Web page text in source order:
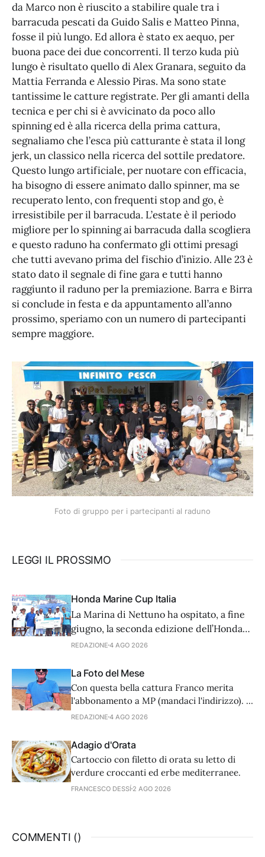
da Marco non è riuscito a stabilire quale tra i
barracuda pescati da Guido Salis e Matteo Pinna,
fosse il più lungo. Ed allora è stato ex aequo, per
buona pace dei due concorrenti. Il terzo kuda più
lungo è risultato quello di Alex Granara, seguito da
Mattia Ferranda e Alessio Piras. Ma sono state
tantissime le catture registrate. Per gli amanti della
tecnica e per chi si è avvicinato da poco allo
spinning ed è alla ricerca della prima cattura,
segnaliamo che l’esca più catturante è stata il long
jerk, un classico nella ricerca del sottile predatore.
Questo lungo artificiale, per nuotare con efficacia,
ha bisogno di essere animato dallo spinner, ma se
recuperato lento, con frequenti stop and go, è
irresistibile per il barracuda. L’estate è il periodo
migliore per lo spinning ai barracuda dalla scogliera
e questo raduno ha confermato gli ottimi presagi
che tutti avevano prima del fischio d’inizio. Alle 23 è
stato dato il segnale di fine gara e tutti hanno
raggiunto il raduno per la premiazione. Barra e Birra
si conclude in festa e da appuntamento all’anno
prossimo, speriamo con un numero di partecipanti
sempre maggiore.
Foto di gruppo per i partecipanti al raduno
LEGGI IL PROSSIMO
Honda Marine Cup Italia
La Marina di Nettuno ha ospitato, a fine
giugno, la seconda edizione dell’Honda
Marine Cup, un meeting di pesca al
della casa nipponica.
REDAZIONE 4 AGO 2026
La Foto del Mese
Con questa bella cattura Franco merita
l'abbonamento a MP (mandaci l'indirizzo). E
voi, cosa aspettate a inviarci le vostre
potete essere fortunati e meritevoli.
REDAZIONE 4 AGO 2026
Adagio d'Orata
Cartoccio con filetto di orata su letto di
verdure croccanti ed erbe mediterranee.
FRANCESCO DESSÍ 2 AGO 2026
COMMENTI ()